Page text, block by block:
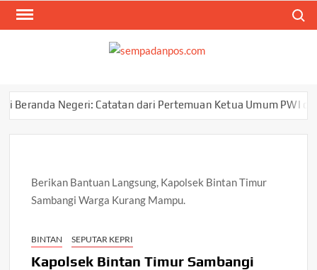
Skip
Negeri: Catatan dari Pertemuan Ketua Umum PWI dan KJK
Berikan Bantuan Langsung, Kapolsek Bintan Timur
Sambangi Warga Kurang Mampu.
BINTAN SEPUTAR KEPRI
Kapolsek Bintan Timur Sambangi